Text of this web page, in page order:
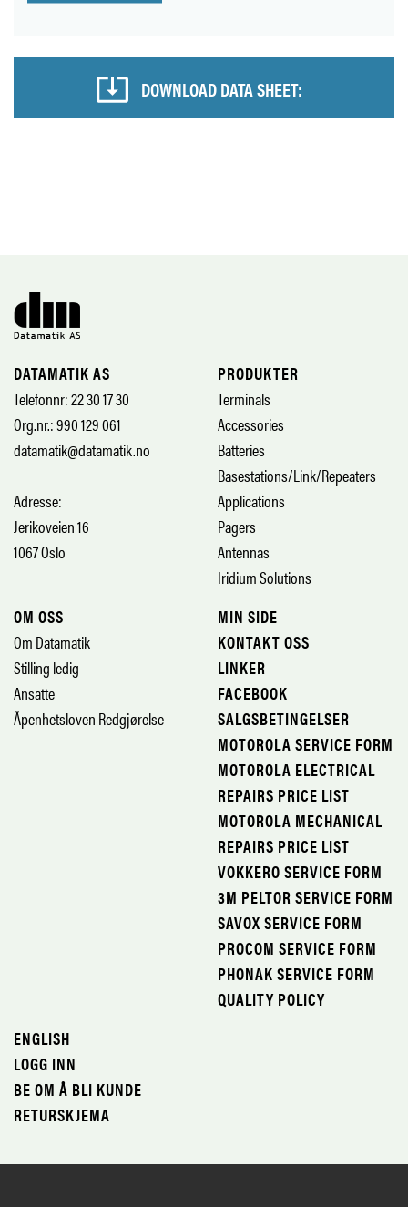
DOWNLOAD DATA SHEET:
DATAMATIK AS
Telefonnr: 22 30 17 30
Org.nr.: 990 129 061
datamatik@datamatik.no
Adresse:
Jerikoveien 16
1067 Oslo
PRODUKTER
Terminals
Accessories
Batteries
Basestations/Link/Repeaters
Applications
Pagers
Antennas
Iridium Solutions
OM OSS
Om Datamatik
Stilling ledig
Ansatte
Åpenhetsloven Redgjørelse
MIN SIDE
KONTAKT OSS
LINKER
FACEBOOK
SALGSBETINGELSER
MOTOROLA SERVICE FORM
MOTOROLA ELECTRICAL
REPAIRS PRICE LIST
MOTOROLA MECHANICAL
REPAIRS PRICE LIST
VOKKERO SERVICE FORM
3M PELTOR SERVICE FORM
SAVOX SERVICE FORM
PROCOM SERVICE FORM
PHONAK SERVICE FORM
QUALITY POLICY
ENGLISH
LOGG INN
BE OM Å BLI KUNDE
RETURSKJEMA